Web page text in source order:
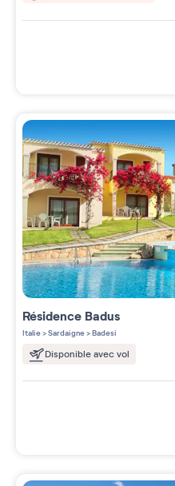
Résidence Badus
Italie>Sardaigne>Badesi
Disponible avec vol